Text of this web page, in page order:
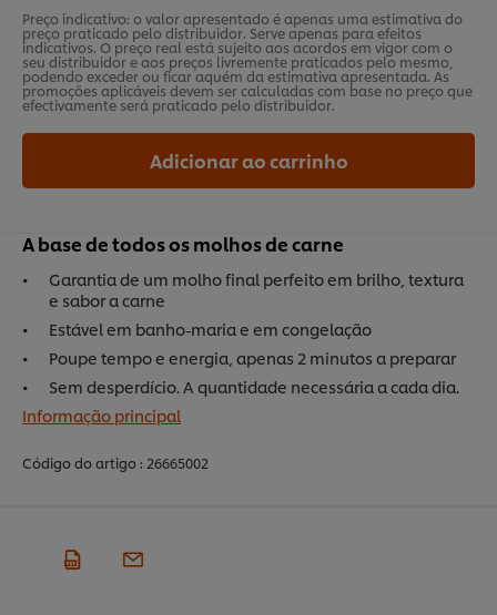
Preço indicativo: o valor apresentado é apenas uma estimativa do
preço praticado pelo distribuidor. Serve apenas para efeitos
indicativos. O preço real está sujeito aos acordos em vigor com o
seu distribuidor e aos preços livremente praticados pelo mesmo,
podendo exceder ou ficar aquém da estimativa apresentada. As
promoções aplicáveis devem ser calculadas com base no preço que
efectivamente será praticado pelo distribuidor.
Adicionar ao carrinho
A base de todos os molhos de carne
Garantia de um molho final perfeito em brilho, textura
e sabor a carne
Estável em banho-maria e em congelação
Poupe tempo e energia, apenas 2 minutos a preparar
Sem desperdício. A quantidade necessária a cada dia.
Informação principal
Código do artigo : 26665002